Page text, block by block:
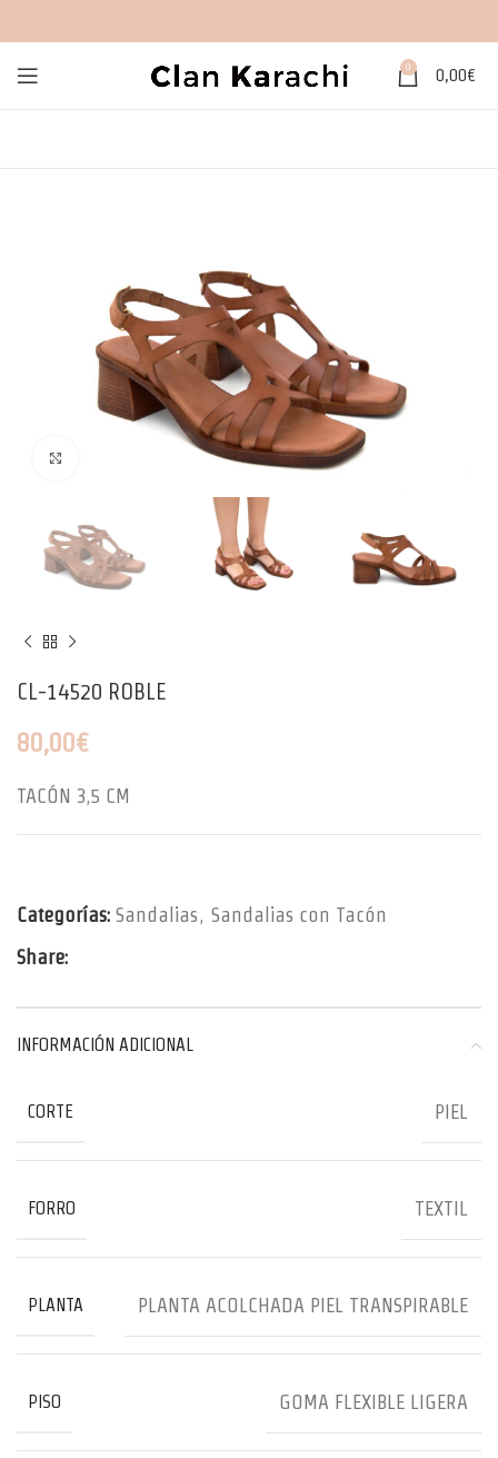
0 0,00€
CL-14520 ROBLE
80,00€
TACÓN 3,5 CM
Categorías: Sandalias, Sandalias con Tacón
Share:
INFORMACIÓN ADICIONAL
CORTE PIEL
FORRO TEXTIL
PLANTA PLANTA ACOLCHADA PIEL TRANSPIRABLE
PISO GOMA FLEXIBLE LIGERA